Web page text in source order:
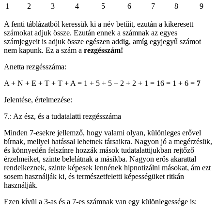
1
2 3 4 5 6 7 8 9
A fenti táblázatból keressük ki a név betűit, ezután a kikeresett
számokat adjuk össze. Ezután ennek a számnak az egyes
számjegyeit is adjuk össze egészen addig, amíg egyjegyű számot
nem kapunk. Ez a szám a rezgésszám!
Anetta rezgésszáma:
A + N + E + T + T + A = 1 + 5 + 5 + 2 + 2 + 1 = 16 = 1 + 6 = 7
Jelentése, értelmezése:
7.: Az ész, és a tudatalatti rezgésszáma
Minden 7-esekre jellemző, hogy valami olyan, különleges erővel
bírnak, mellyel hatással lehetnek társaikra. Nagyon jó a megérzésük,
és könnyedén felszínre hozzák mások tudatalattijukban rejtőző
érzelmeiket, szinte belelátnak a másikba. Nagyon erős akarattal
rendelkeznek, szinte képesek lennének hipnotizálni másokat, ám ezt
sosem használják ki, és természetfeletti képességüket ritkán
használják.
Ezen kívül a 3-as és a 7-es számnak van egy különlegessége is: